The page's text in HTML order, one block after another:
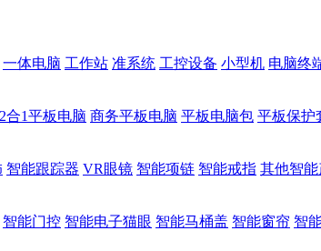
一体电脑 工作站 准系统 工控设备 小型机 电脑终
2合1平板电脑 商务平板电脑 平板电脑包 平板保护
智能跟踪器 VR眼镜 智能项链 智能戒指 其他智能
智能门控 智能电子猫眼 智能马桶盖 智能窗帘 智